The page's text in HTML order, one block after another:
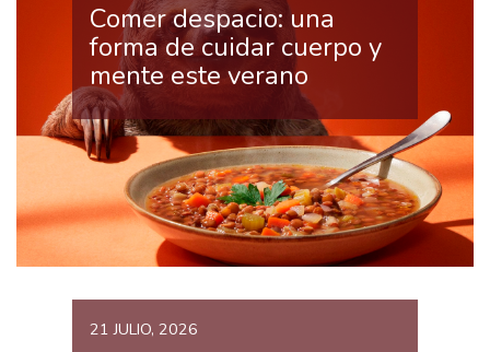
Comer despacio: una
forma de cuidar cuerpo y
mente este verano
21 JULIO, 2026